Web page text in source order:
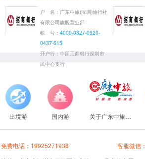
户 名：广东中旅(深圳)旅行社
有限公司旗舰营业部
帐 号： 4000-0327-0920-
0437-615
开户行：中国工商银行深圳市
民中心支行
出境游 国内游 关于广东中旅旅行社
免费电话： 19925271938 客服微信：